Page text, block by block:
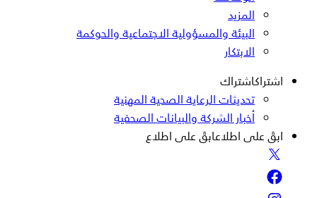
المزيد
البيئة والمسؤولية الاجتماعية والحوكمة
الابتكار
اشتراكاشتراك
تحديثات الرعاية الصحية المهنية
أخبار الشركة والبيانات الصحفية
ابقَ على اطلاعابقَ على اطلاع